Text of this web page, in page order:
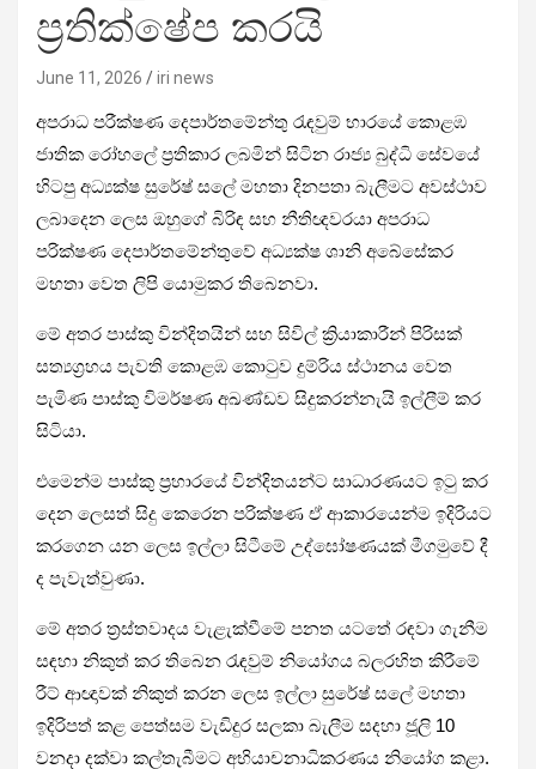
ප්‍රතික්ෂේප කරයි
June 11, 2026 iri news
අපරාධ පරීක්ෂණ දෙපාර්තමේන්තු රැඳවුම් භාරයේ කොළඹ
ජාතික රෝහලේ ප්‍රතිකාර ලබමින් සිටින රාජ්‍ය බුද්ධි සේවයේ
හිටපු අධ්‍යක්ෂ සුරේෂ් සලේ මහතා දිනපතා බැලීමට අවස්ථාව
ලබාදෙන ලෙස ඔහුගේ බිරිඳ සහ නීතිඥවරයා අපරාධ
පරික්ෂණ දෙපාර්තමේන්තුවේ අධ්‍යක්ෂ ශානි අබේසේකර
මහතා වෙත ලිපි යොමුකර තිබෙනවා.
මේ අතර පාස්කු වින්දිතයින් සහ සිවිල් ක්‍රියාකාරීන් පිරිසක්
සත්‍යග්‍රහය පැවති කොළඹ කොටුව දුම්රිය ස්ථානය වෙත
පැමිණ පාස්කු විමර්ෂණ අඛණ්ඩව සිදුකරන්නැයි ඉල්ලීම් කර
සිටියා.
එමෙන්ම පාස්කු ප්‍රහාරයේ වින්දිතයන්ට සාධාරණයට ඉටු කර
දෙන ලෙසත් සිදු කෙරෙන පරික්ෂණ ඒ ආකාරයෙන්ම ඉදිරියට
කරගෙන යන ලෙස ඉල්ලා සිටීමේ උද්ඝෝෂණයක් මීගමුවේ දී
ද පැවැත්වුණා.
මේ අතර ත්‍රස්තවාදය වැළැක්වීමේ පනත යටතේ රඳවා ගැනීම
සඳහා නිකුත් කර තිබෙන රැඳවුම් නියෝගය බලරහිත කිරීමේ
රීට් ආඥාවක් නිකුත් කරන ලෙස ඉල්ලා සුරේෂ් සලේ මහතා
ඉදිරිපත් කළ පෙත්සම වැඩිදුර සලකා බැලීම සදහා ජූලි 10
වනදා දක්වා කල්තැබීමට අභියාචනාධිකරණය නියෝග කළා.